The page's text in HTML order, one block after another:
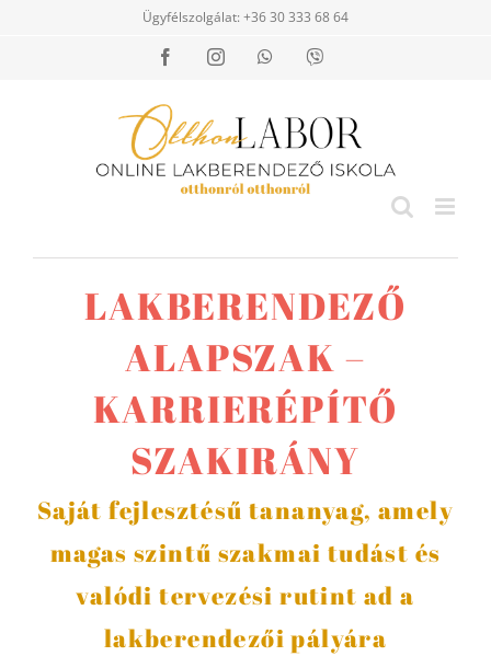
Ügyfélszolgálat: +36 30 333 68 64
FacebookInstagramWhatsAppViber
LAKBERENDEZŐ
ALAPSZAK –
KARRIERÉPÍTŐ
SZAKIRÁNY
Saját fejlesztésű tananyag, amely
magas szintű szakmai tudást és
valódi tervezési rutint ad a
lakberendezői pályára